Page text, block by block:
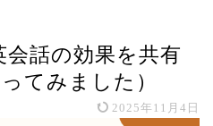
会話の効果を共有
てみました）
2025年11月4日